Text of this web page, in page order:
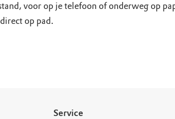
Werken bij
Bezoekerscentra
Speeltips
Onze partners & supporters
Wat wij doen
voor op je telefoon of onderweg op
op pad.
Service